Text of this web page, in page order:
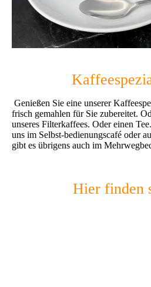
Genießen Sie eine unserer
frisch gemahlen für Sie zubereitet.
unseres Filterkaffees. Oder einen
uns im Selbst-bedienungscafé oder
gibt es übrigens auch im
Hier finden